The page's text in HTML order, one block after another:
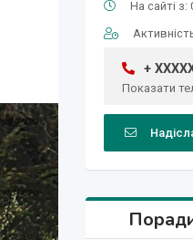
На сайті з:
+
Показати